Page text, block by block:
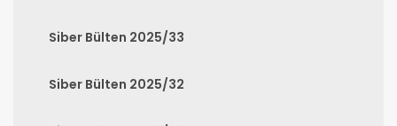
Siber Bülten 2025/33
Siber Bülten 2025/32